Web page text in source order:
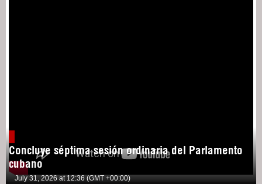
Concluye séptima sesión ordinaria del Parlamento
cubano
July 31, 2026 at 12:36 (GMT +00:00)